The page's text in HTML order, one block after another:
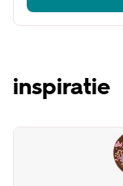
inspiratie